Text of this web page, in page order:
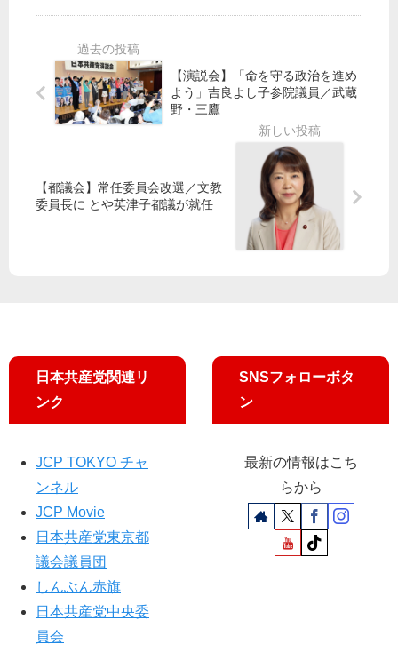
自
民
支
部
党
へ
東
大
【演説会】「命を守る政治を進め
よう」吉良よし子参院議員／武蔵
野・三鷹
【都議会】常任委員会改選／文教
委員長に とや英津子都議が就任
日本共産党関連リ
ンク
JCP TOKYO チャ
ンネル
JCP Movie
日本共産党東京都
議会議員団
しんぶん赤旗
日本共産党中央委
員会
SNSフォローボタ
ン
最新の情報はこち
らから